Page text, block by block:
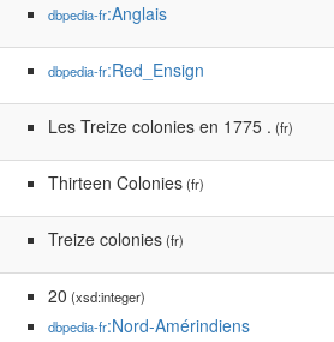
dbpedia-fr:Anglais
dbpedia-fr:Red_Ensign
Les Treize colonies en 1775 . (fr)
Thirteen Colonies(fr)
Treize colonies(fr)
20 (xsd:integer)
dbpedia-fr:Nord-Amérindiens